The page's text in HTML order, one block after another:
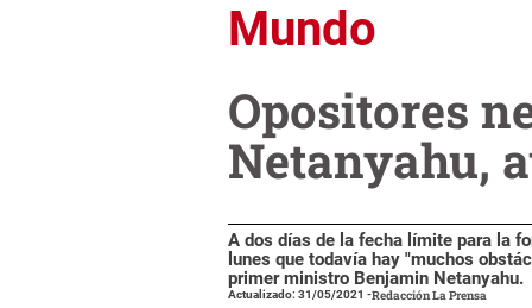
Mundo
Opositores
Netanyahu,
A dos días de la fecha límite para la
lunes que todavía hay "muchos
primer ministro Benjamin Netanyahu.
Actualizado: 31/05/2021 -Redacción La Prensa